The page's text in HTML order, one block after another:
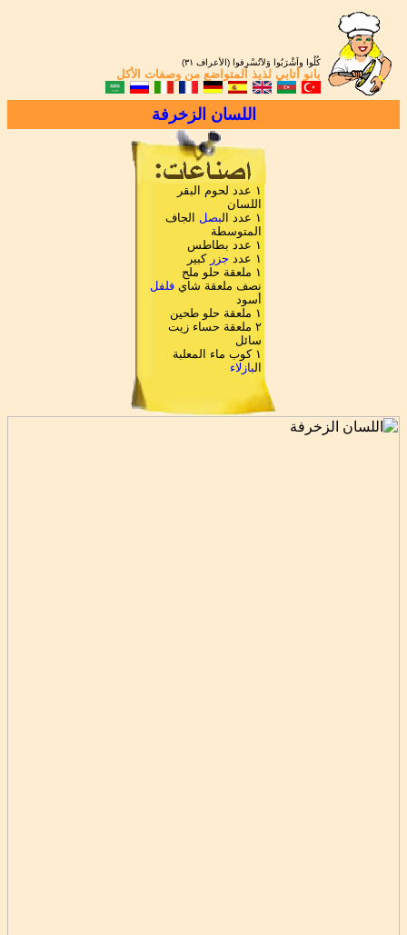
كُلُوا واَشْرَبُوا وَلاَتُسْرِفوا (الأعراف ٣١)
بانو أتابي لذيذ المتواضع من وصفات الأكل
اللسان الزخرفة
١ عدد لحوم البقر
اللسان
١ عدد ال
بصل الجاف
المتوسطة
١ عدد بطاطس
١ عدد
جزر كبير
١ ملعقة حلو ملح
نصف ملعقة شاي فلفل
أسود
١ ملعقة حلو طحين
٢ ملعقة حساء زيت
سائل
١ كوب ماء المعلبة
البازلاء